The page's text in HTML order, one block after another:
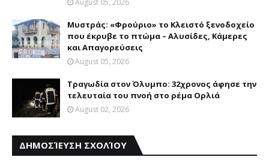
Mυστράς: «Φρούριο» το Kλειστό ξενοδοχείο
που έκρυβε το πτώμα – Aλυσίδες, Kάμερες
και Aπαγορεύσεις
August 05, 2026
Τραγωδία στον Όλυμπο: 32χρονος άφησε την
τελευταία του πνοή στο ρέμα Ορλιά
August 02, 2026
ΔΗΜΟΣΊΕΥΣΗ ΣΧΟΛΊΟΥ